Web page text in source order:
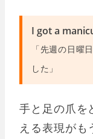
I got a
「先週の日曜
した」
手と足の爪を
える表現がも